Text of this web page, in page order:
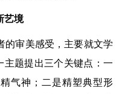
艺境
的审美感受，主要就文学
主题提出三个关键点：一
气神；二是精塑典型形